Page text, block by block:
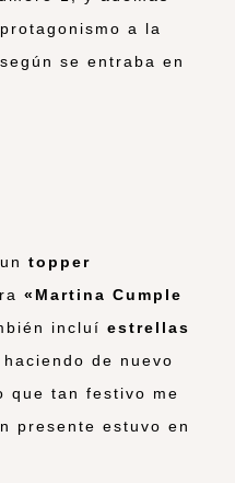
a la
se entraba en
topper
«Martina Cumple
incluí estrellas
de nuevo
que tan festivo me
presente estuvo en